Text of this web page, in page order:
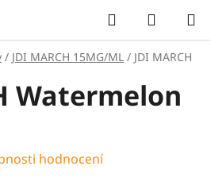
Hledat
KOŠÍK
/ JDI MARCH 15MG/ML / JDI MARCH
Watermelon
hodnocení